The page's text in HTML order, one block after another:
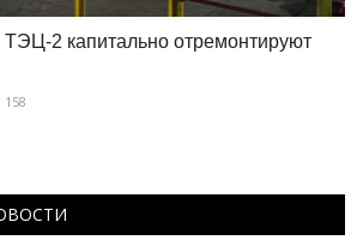
2 капитально отремонтируют
158